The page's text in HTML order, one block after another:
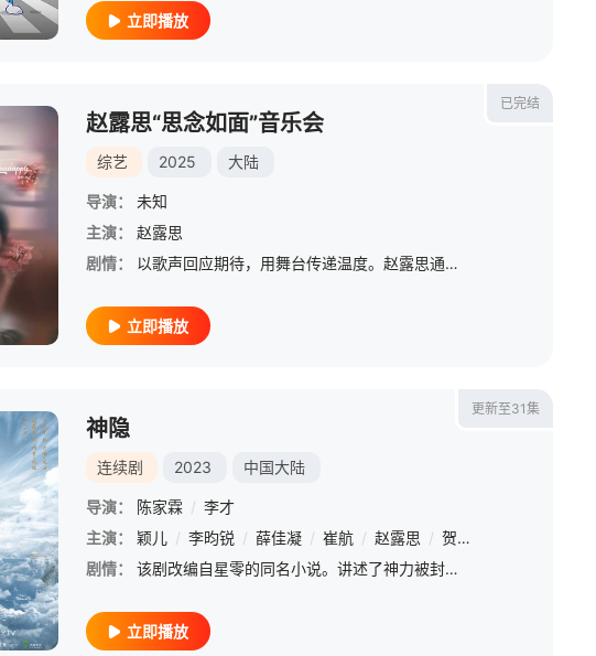
立即播放
赖艺 /
张昊唯
已完结
赵露思“思念如面”音乐会
综艺 2025 大陆
导演：
未知
主演：
赵露思
剧情：
以歌声回应期待，用舞台传递温度。赵露思通过多元演唱、表演与沉浸式现场互动，与所有观众共创音乐寄情的特别时刻。这场相遇承载着对音乐的初心和对热爱的致敬，亦是与所有支持她的观众共启崭新旅程的邀约。
立即播放
/ 范世錡 冯晖
刘敏
更新至31集
神隐
连续剧 2023 中国大陆
导演： 陈家霖 / 李才
主演：
颖儿 / 李昀锐 / 薛佳凝 / 崔航 / 赵露思 / 贺开朗
剧情：
该剧改编自星零的同名小说。讲述了神力被封的真神之子古晋与励志上进的新一代凤皇凤隐因一场意外相识，从此走上寻找凤隐仙元之路，此后在水凝兽阿音、妖族狐狸鸿奕、鹰族公主宴爽这些小伙伴的陪伴下，一路收集凤隐.
立即播放